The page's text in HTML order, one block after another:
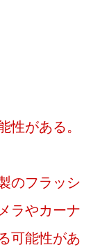
性がある。
のフラッシ
ラやカーナ
可能性があ